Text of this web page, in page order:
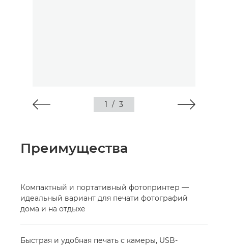
1 / 3
Преимущества
Компактный и портативный фотопринтер —
идеальный вариант для печати фотографий
дома и на отдыхе
Быстрая и удобная печать с камеры, USB-